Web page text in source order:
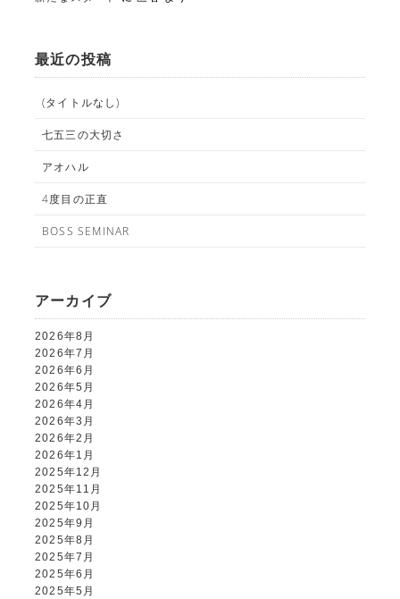
最近の投稿
(タイトルなし)
七五三の大切さ
アオハル
4度目の正直
BOSS SEMINAR
アーカイブ
2026年8月
2026年7月
2026年6月
2026年5月
2026年4月
2026年3月
2026年2月
2026年1月
2025年12月
2025年11月
2025年10月
2025年9月
2025年8月
2025年7月
2025年6月
2025年5月